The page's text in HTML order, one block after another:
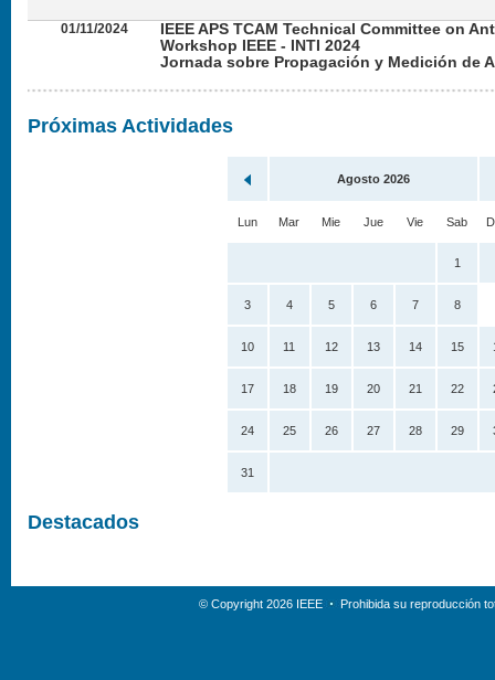
01/11/2024
IEEE APS TCAM Technical Committee on
Workshop IEEE - INTI 2024
Jornada sobre Propagación y Medición de
Próximas Actividades
Agosto 2026
Lun Mar Mie Jue Vie Sab
1
3 4 5 6 7 8
10 11 12 13 14 15
17 18 19 20 21 22
24 25 26 27 28 29
31
Destacados
© Copyright 2026 IEEE Prohibida su reproducción